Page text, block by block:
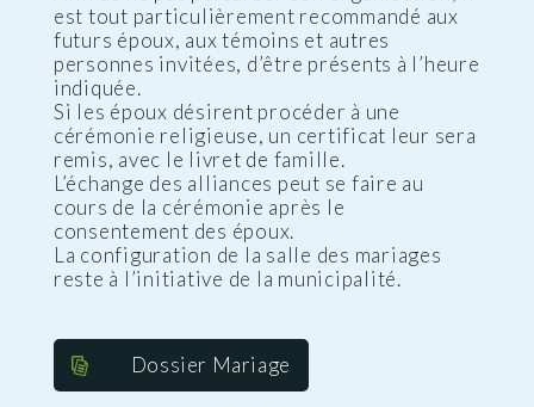
est tout particulièrement recommandé aux
futurs époux, aux témoins et autres
personnes invitées, d’être présents à l’heure
indiquée.
Si les époux désirent procéder à une
cérémonie religieuse, un certificat leur sera
remis, avec le livret de famille.
L’échange des alliances peut se faire au
cours de la cérémonie après le
consentement des époux.
La configuration de la salle des mariages
reste à l’initiative de la municipalité.
Dossier Mariage